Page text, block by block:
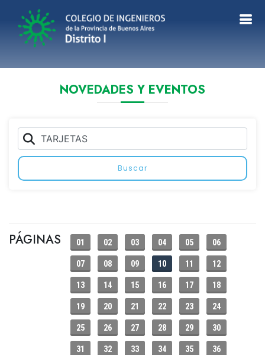
NOVEDADES Y EVENTOS
Buscar
PÁGINAS 01 02 03 04 05 06
07 08 09 10 11 12
13 14 15 16 17 18
19 20 21 22 23 24
25 26 27 28 29 30
31 32 33 34 35 36